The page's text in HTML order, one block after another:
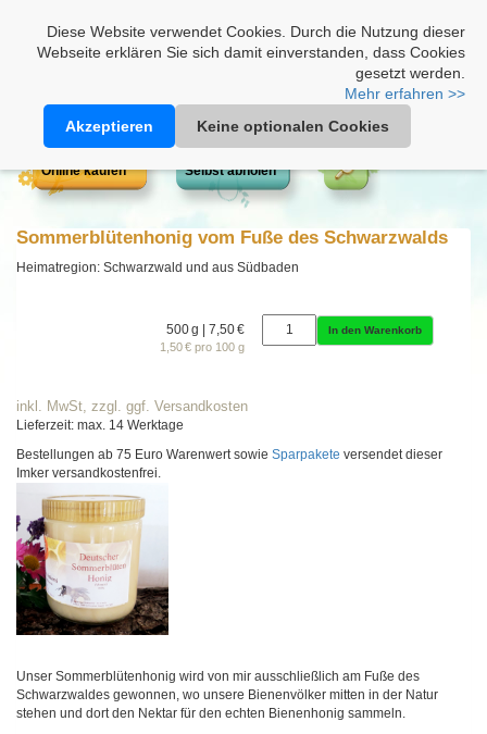
Diese Website verwendet Cookies. Durch die Nutzung dieser
Webseite erklären Sie sich damit einverstanden, dass Cookies
gesetzt werden.
Mehr erfahren >>
Akzeptieren
Keine optionalen Cookies
Online kaufen Selbst abholen
Sommerblütenhonig vom Fuße des Schwarzwalds
Heimatregion: Schwarzwald und aus Südbaden
500 g | 7,50 €
1,50 € pro 100 g
In den Warenkorb
inkl. MwSt, zzgl. ggf. Versandkosten
Lieferzeit: max. 14 Werktage
Bestellungen ab 75 Euro Warenwert sowie Sparpakete versendet dieser
Imker versandkostenfrei.
Unser Sommerblütenhonig wird von mir ausschließlich am Fuße des
Schwarzwaldes gewonnen, wo unsere Bienenvölker mitten in der Natur
stehen und dort den Nektar für den echten Bienenhonig sammeln.